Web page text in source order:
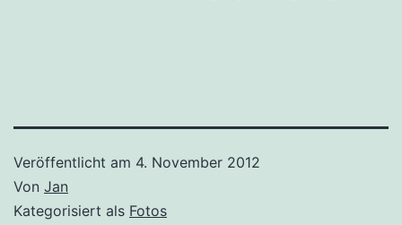
Veröffentlicht am 4. November 2012
Von Jan
Kategorisiert als Fotos